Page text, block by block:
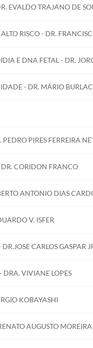
100% devolução;
devolução de 30%
taxas de nota fiscal e
EVALDO TRAJANO DE
RISCO - DR.
E DNA FETAL - DR.
- DR. MÁRIO
PIRES FERREIRA
CORIDON FRANCO
ANTONIO DIAS
V. ISFER
CARLOS GASPAR
VIVIANE LOPES
KOBAYASHI
AUGUSTO MOREIRA